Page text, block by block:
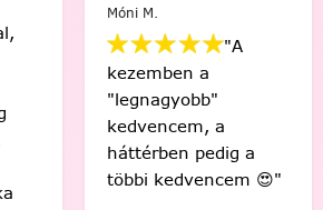
Móni M.
"A
kezemben a
"legnagyobb"
kedvencem, a
háttérben pedig a
többi kedvencem 😍"